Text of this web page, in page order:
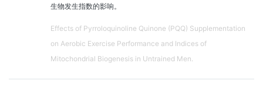
生物发生指数的影响。
Effects of Pyrroloquinoline Quinone (PQQ) Supplementation
on Aerobic Exercise Performance and Indices of
Mitochondrial Biogenesis in Untrained Men.